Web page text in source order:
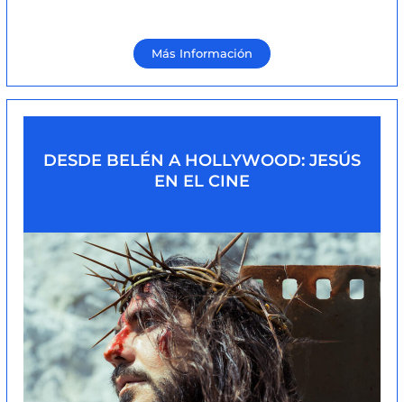
Más Información
DESDE BELÉN A HOLLYWOOD: JESÚS
EN EL CINE